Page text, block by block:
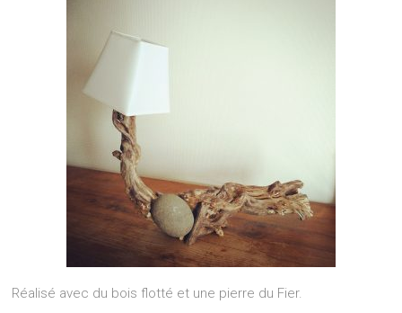
Réalisé avec du bois flotté et une pierre du Fier.